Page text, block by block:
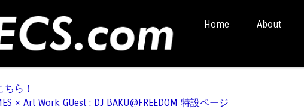
Skip to content
Home About
ちら！
× Art Work GUest : DJ BAKU@FREEDOM 特設ページ